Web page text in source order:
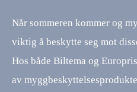
Når sommeren kommer og
viktig å beskytte seg mot
Hos både Biltema og
av